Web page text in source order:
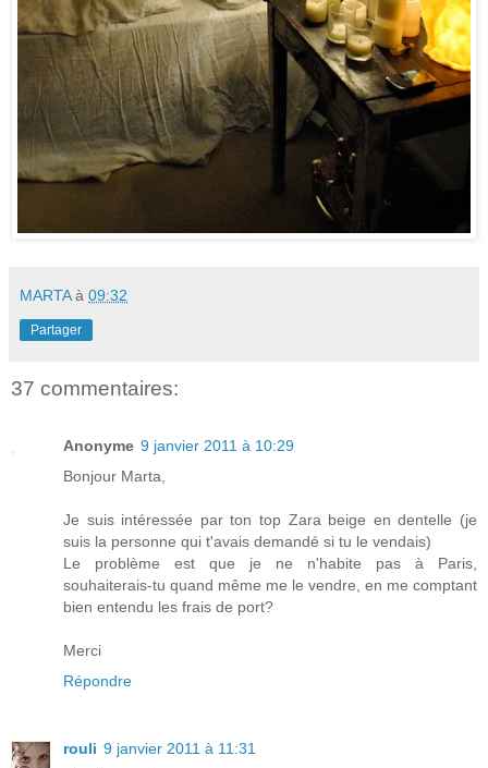
MARTA à 09:32
Partager
37 commentaires:
Anonyme 9 janvier 2011 à 10:29
Bonjour Marta,
Je suis intéressée par ton top Zara beige en dentelle (je
suis la personne qui t'avais demandé si tu le vendais)
Le problème est que je ne n'habite pas à Paris,
souhaiterais-tu quand même me le vendre, en me comptant
bien entendu les frais de port?
Merci
Répondre
rouli 9 janvier 2011 à 11:31